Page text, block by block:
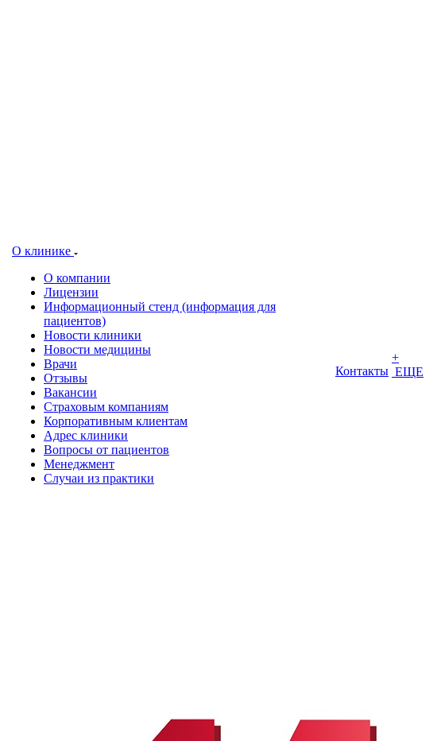
О клинике
О компании
Лицензии
Информационный стенд (информация для
пациентов)
Новости клиники
Новости медицины
Врачи
Отзывы
Вакансии
Страховым компаниям
Корпоративным клиентам
Адрес клиники
Вопросы от пациентов
Менеджмент
Случаи из практики
Контакты
+
ЕЩЕ